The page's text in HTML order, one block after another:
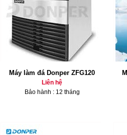
Máy làm đá Donper ZFG120
Liên hệ
Bảo hành : 12 tháng